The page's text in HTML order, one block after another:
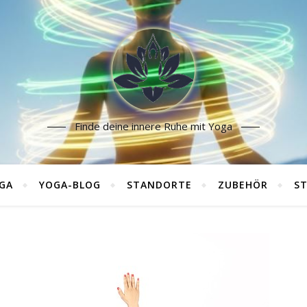
Finde deine innere Ruhe mit Yoga
YOGA-BLOG STANDORTE ZUBEHÖR